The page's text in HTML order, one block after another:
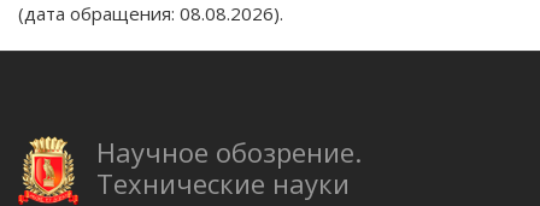
(дата обращения: 08.08.2026).
Научное обозрение.
Технические науки